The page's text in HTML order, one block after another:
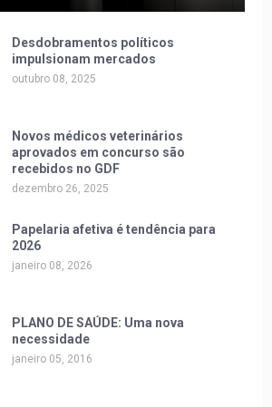
Desdobramentos políticos
impulsionam mercados
outubro 08, 2025
Novos médicos veterinários
aprovados em concurso são
recebidos no GDF
dezembro 26, 2025
Papelaria afetiva é tendência para
2026
janeiro 08, 2026
PLANO DE SAÚDE: Uma nova
necessidade
janeiro 05, 2016